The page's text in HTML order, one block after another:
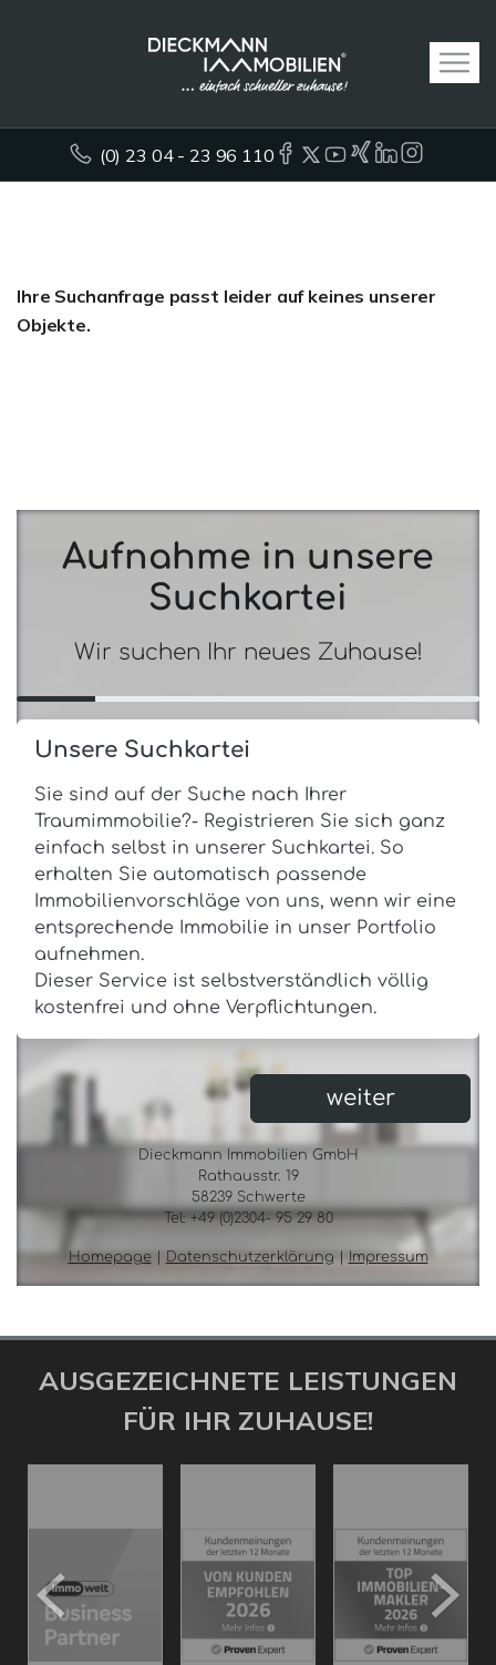
(0) 23 04 - 23 96 110
Ihre Suchanfrage passt leider auf keines unserer
Objekte.
AUSGEZEICHNETE LEISTUNGEN
FÜR IHR ZUHAUSE!